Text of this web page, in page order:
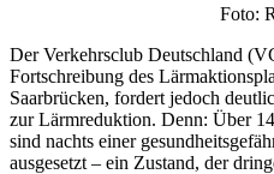
Foto:
Der Verkehrsclub Deutschland
Fortschreibung des
Saarbrücken, fordert jedoch
zur Lärmreduktion. Denn: Über
sind nachts einer
ausgesetzt – ein Zustand, der